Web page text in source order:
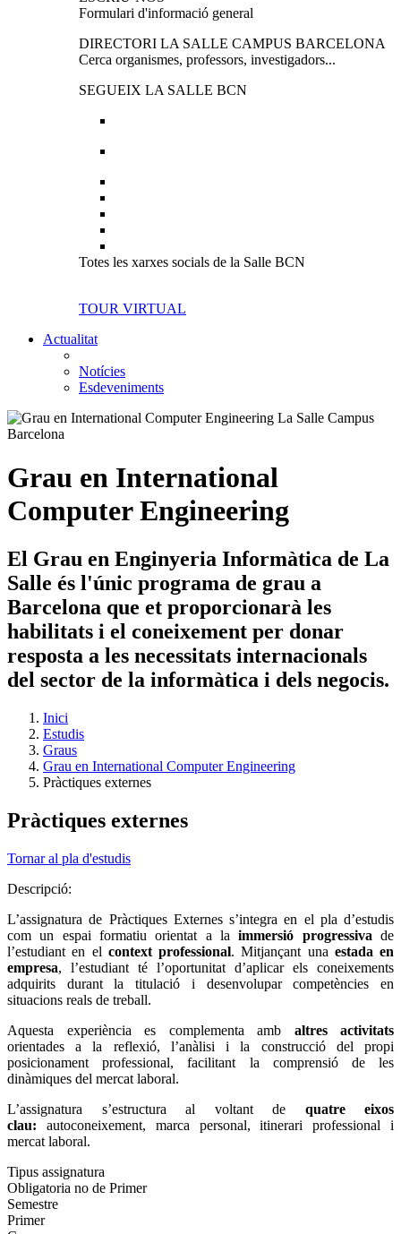
Formulari d'informació general
DIRECTORI LA SALLE CAMPUS BARCELONA
Cerca organismes, professors, investigadors...
SEGUEIX LA SALLE BCN
Totes les xarxes socials de la Salle BCN
TOUR VIRTUAL
Actualitat
Notícies
Esdeveniments
Grau en International
Computer Engineering
El Grau en Enginyeria Informàtica de La
Salle és l'únic programa de grau a
Barcelona que et proporcionarà les
habilitats i el coneixement per donar
resposta a les necessitats internacionals
del sector de la informàtica i dels negocis.
Inici
Estudis
Graus
Grau en International Computer Engineering
Pràctiques externes
Pràctiques externes
Tornar al pla d'estudis
Descripció:
L’assignatura de Pràctiques Externes s’integra en el pla d’estudis
com un espai formatiu orientat a laimmersió progressiva de
l’estudiant en el context professional. Mitjançant una estada en
empresa, l’estudiant té l’oportunitat d’aplicar els coneixements
adquirits durant la titulació i desenvolupar competències en
situacions reals de treball.
Aquesta experiència es complementa amb altres activitats
orientades a la reflexió, l’anàlisi i la construcció del propi
posicionament professional, facilitant la comprensió de les
dinàmiques del mercat laboral.
L’assignatura s’estructura al voltant de quatre eixos
clau: autoconeixement, marca personal, itinerari professional i
mercat laboral.
Tipus assignatura
Obligatoria no de Primer
Semestre
Primer